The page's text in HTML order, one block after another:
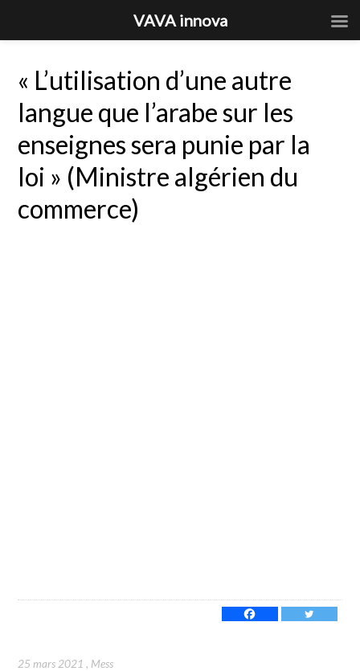
« L’utilisation d’une autre
langue que l’arabe sur les
enseignes sera punie par la
loi » (Ministre algérien du
commerce)
25 mars 2021 , Mess
VAVA innova